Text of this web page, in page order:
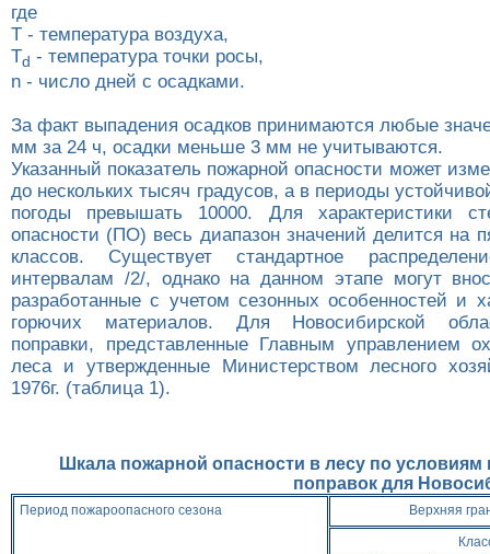
где
Т - температура воздуха,
Td - температура точки росы,
n - число дней с осадками.
За факт выпадения осадков принимаются любые
мм за 24 ч, осадки меньше 3 мм не учитываются.
Указанный показатель пожарной опасности может
до нескольких тысяч градусов, а в периоды
погоды превышать 10000. Для характеристики
опасности (ПО) весь диапазон значений делится на
классов. Существует стандартное
интервалам /2/, однако на данном этапе могут
разработанные с учетом сезонных особенностей и
горючих материалов. Для Новосибирской
поправки, представленные Главным управлением
леса и утвержденные Министерством лесного
1976г. (таблица 1).
Шкала пожарной опасности в лесу по условиям
поправок для
Период пожароопасного сезона Верхняя